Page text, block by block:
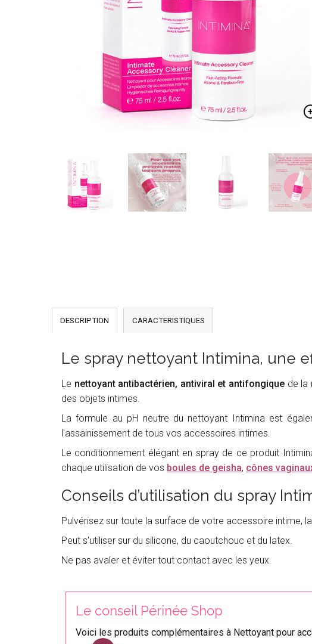
DESCRIPTION CARACTERISTIQUES
Le spray nettoyant Intimina, une
Le nettoyant antibactérien, antiviral et antifongique de la
des objets intimes.
La formule au pH neutre du nettoyant Intimina est
l'assainissement de tous vos accessoires intimes.
Le conditionnement élégant en spray de ce produit
chaque utilisation de vos boules de geisha, cônes
Conseils d’utilisation du spray
Pulvérisez sur toute la surface de votre accessoire intime,
Peut s'utiliser sur du silicone, du caoutchouc et du latex.
Ne pas avaler et éviter tout contact avec les yeux.
Le conseil Périnée Shop
Voici les produits complémentaires à Nettoyant pour